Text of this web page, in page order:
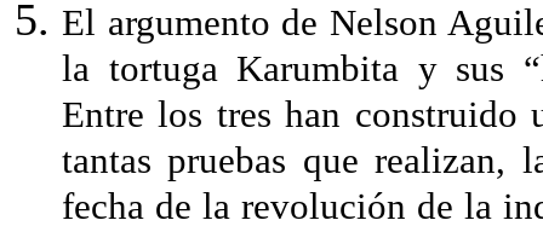
El argumento de Nelson
la tortuga Karumbita y sus
Entre los tres han construido
tantas pruebas que
fecha de la revolución de la